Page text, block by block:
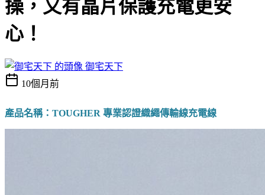
操，又有晶片保護充電更安
心！
御宅天下
10個月前
產品名稱：TOUGHER 專業認證織繩傳輸線充電線